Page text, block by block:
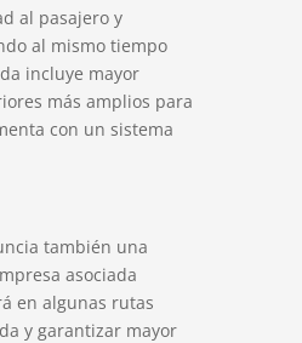
al pasajero y
al mismo tiempo
incluye mayor
más amplios para
con un sistema
también una
asociada
en algunas rutas
y garantizar mayor